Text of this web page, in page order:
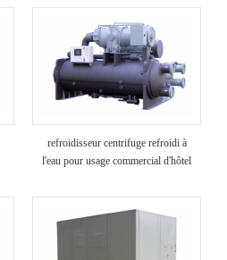
refroidisseur centrifuge refroidi à
l'eau pour usage commercial d'hôtel